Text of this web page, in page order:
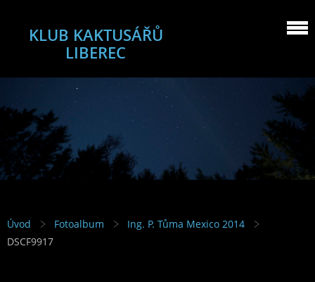
KLUB KAKTUSÁŘŮ
LIBEREC
Úvod Fotoalbum
Ing. P. Tůma Mexico 2014
DSCF9917